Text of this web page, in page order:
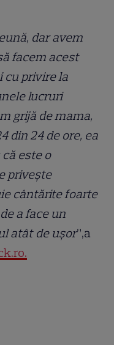
dar avem
facem acest
cu privire la
lucruri
grijă de mama,
din 24 de ore, ea
este o
privește
cântărite foarte
a face un
atât de ușor”,a